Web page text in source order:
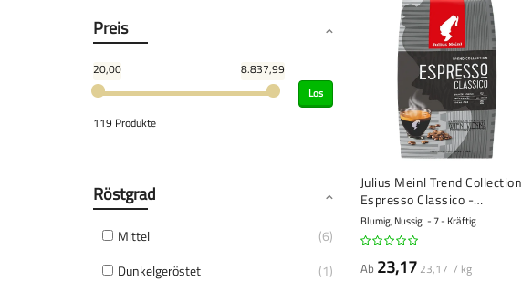
Julius Meinl Trend Collection
Espresso Classico -
Kaffeebohnen - 1 Kilo
Blumig, Nussig 7 - Kräftig
Ab 23,17 23,17 / kg
Preis
20,00 8.837,99
Los
119 Produkte
Röstgrad
Mittel
6
Dunkelgeröstet
1